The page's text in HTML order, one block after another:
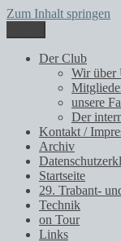
Zum Inhalt springen
Trabant-Club
Der Club
Wir über
unsere
Der
Kontakt /
Archiv
Startseite
29. Trabant-
Technik
on Tour
Links